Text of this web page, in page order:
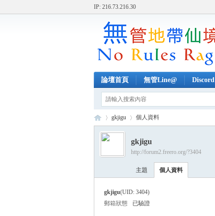
IP: 216.73.216.30
論壇首頁 無管Line@ Discord
›
gkjigu 個人資料
gkjigu
http://forum2.freero.org/?3404
主題 個人資料
gkjigu(UID: 3404)
郵箱狀態
已驗證